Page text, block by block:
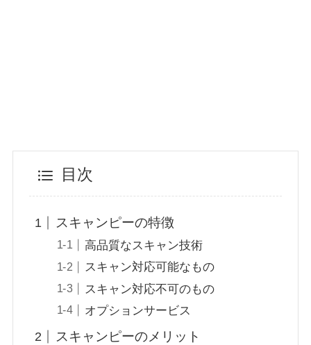
目次
スキャンピーの特徴
高品質なスキャン技術
スキャン対応可能なもの
スキャン対応不可のもの
オプションサービス
スキャンピーのメリット